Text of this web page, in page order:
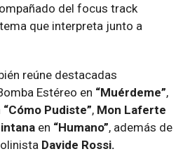
del focus track
que interpreta junto a
reúne destacadas
Estéreo en “Muérdeme”,
“Cómo Pudiste”, Mon Laferte
en “Humano”, además de
Davide Rossi.